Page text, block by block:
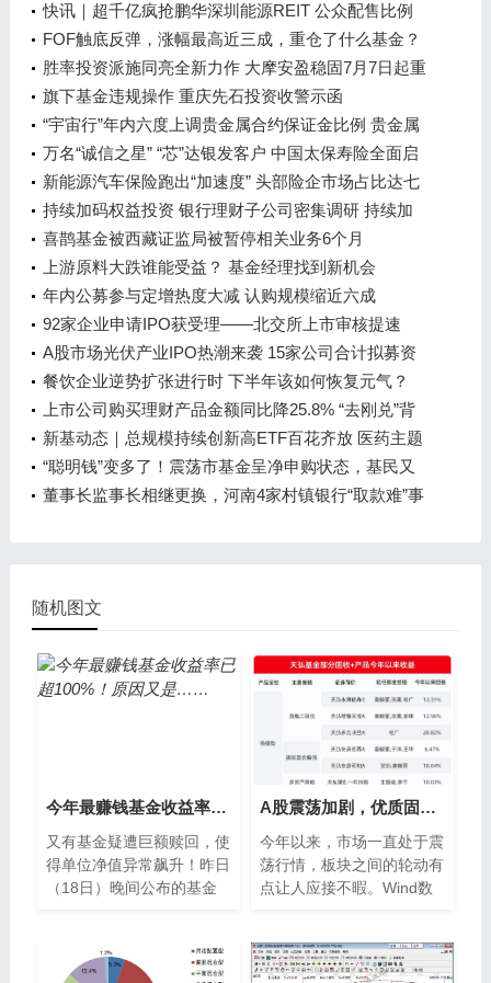
推力
快讯｜超千亿疯抢鹏华深圳能源REIT 公众配售比例
约1.160%
FOF触底反弹，涨幅最高近三成，重仓了什么基金？
胜率投资派施同亮全新力作 大摩安盈稳固7月7日起重
磅发行
旗下基金违规操作 重庆先石投资收警示函
“宇宙行”年内六度上调贵金属合约保证金比例 贵金属
交易收紧成行业常态
万名“诚信之星” “芯”达银发客户 中国太保寿险全面启
动“7·8全国保险公众宣传日”活动
新能源汽车保险跑出“加速度” 头部险企市场占比达七
成
持续加码权益投资 银行理财子公司密集调研 持续加
码权益投资
喜鹊基金被西藏证监局被暂停相关业务6个月
上游原料大跌谁能受益？ 基金经理找到新机会
年内公募参与定增热度大减 认购规模缩近六成
92家企业申请IPO获受理——北交所上市审核提速
A股市场光伏产业IPO热潮来袭 15家公司合计拟募资
超过500亿元
餐饮企业逆势扩张进行时 下半年该如何恢复元气？
上市公司购买理财产品金额同比降25.8% “去刚兑”背
景下结构性存款吸引力不减
新基动态｜总规模持续创新高ETF百花齐放 医药主题
ETF再迎细分赛道新品，涉及疫苗、中药
“聪明钱”变多了！震荡市基金呈净申购状态，基民又
有“新玩法”
董事长监事长相继更换，河南4家村镇银行“取款难”事
随机图文
今年最赚钱基金收益率已超100%！原因又是……
又有基金疑遭巨额赎回，使
得单位净值异常飙升！昨日
（18日）晚间公布的基金
大幅跃升到昨
A股震荡加剧，优质固收+性价比凸显 天弘宁弘混合基金即将发行
今年以来，市场一直处于震
荡行情，板块之间的轮动有
点让人应接不暇。Wind数
除今年以来成立的